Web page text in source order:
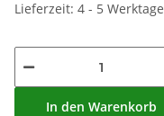
Lieferzeit: 4 - 5 Werktage
In den Warenkorb